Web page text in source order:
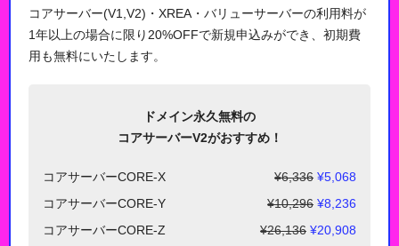
コアサーバー(V1,V2)・XREA・バリューサーバーの利用料が
1年以上の場合に限り20%OFFで新規申込みができ、初期費
用も無料にいたします。
ドメイン永久無料の
コアサーバーV2がおすすめ！
コアサーバーCORE-X ¥6,336 ¥5,068
コアサーバーCORE-Y
¥10,296 ¥8,236
コアサーバーCORE-Z
¥26,136 ¥20,908